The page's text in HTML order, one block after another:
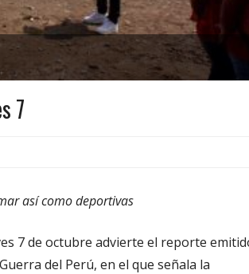
7
así como deportivas
7 de octubre advierte el reporte
del Perú, en el que señala la